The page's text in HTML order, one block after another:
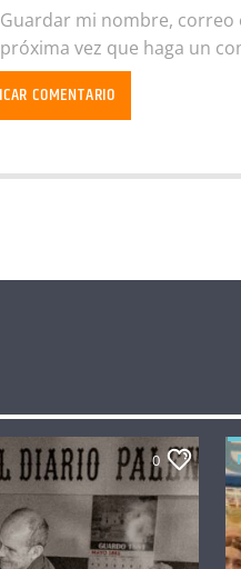
Guardar mi nombre, correo
próxima vez que haga un
0